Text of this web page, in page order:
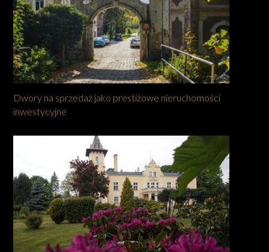
Dwory na sprzedaż jako prestiżowe nieruchomości
inwestycyjne